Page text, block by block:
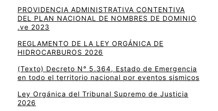
PROVIDENCIA ADMINISTRATIVA CONTENTIVA
DEL PLAN NACIONAL DE NOMBRES DE DOMINIO
.ve 2023
REGLAMENTO DE LA LEY ORGÁNICA DE
HIDROCARBUROS 2026
(Texto) Decreto N° 5.364, Estado de Emergencia
en todo el territorio nacional por eventos sismicos
Ley Orgánica del Tribunal Supremo de Justicia
2026